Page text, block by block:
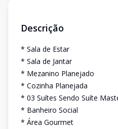
Descrição
* Sala de Estar
* Sala de Jantar
* Mezanino Planejado
* Cozinha Planejada
* 03 Suítes Sendo Suíte
* Banheiro Social
* Área Gourmet